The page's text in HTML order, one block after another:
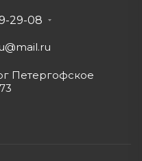
29-08
@mail.ru
Петергофское